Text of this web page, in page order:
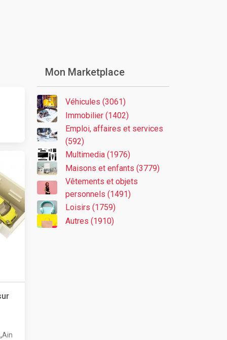
,Ain
Mon Marketplace
Véhicules (3061)
Immobilier (1402)
Emploi, affaires et services
(592)
Multimedia (1976)
Maisons et enfants (3779)
Vêtements et objets
personnels (1491)
Loisirs (1759)
Autres (1910)